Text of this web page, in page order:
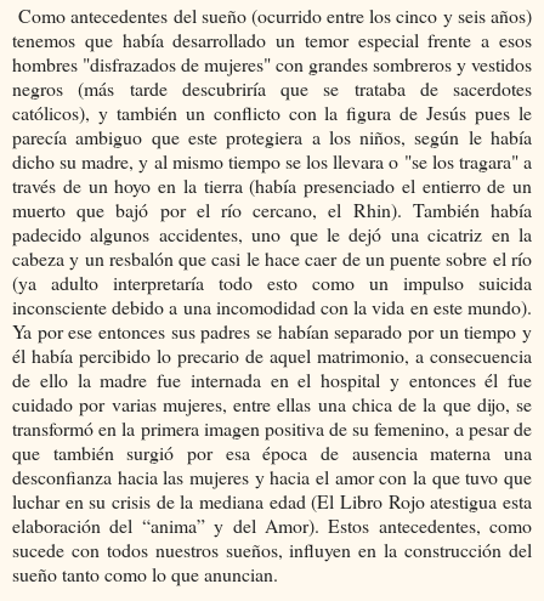
Como antecedentes del sueño (ocurrido entre los cinco y seis años)
tenemos que había desarrollado un temor especial frente a esos
hombres "disfrazados de mujeres" con grandes sombreros y vestidos
negros (más tarde descubriría que se trataba de sacerdotes
católicos), y también un conflicto con la figura de Jesús pues le
parecía ambiguo que este protegiera a los niños, según le había
dicho su madre, y al mismo tiempo se los llevara o "se los tragara" a
través de un hoyo en la tierra (había presenciado el entierro de un
muerto que bajó por el río cercano, el Rhin). También había
padecido algunos accidentes, uno que le dejó una cicatriz en la
cabeza y un resbalón que casi le hace caer de un puente sobre el río
(ya adulto interpretaría todo esto como un impulso suicida
inconsciente debido a una incomodidad con la vida en este mundo).
Ya por ese entonces sus padres se habían separado por un tiempo y
él había percibido lo precario de aquel matrimonio, a consecuencia
de ello la madre fue internada en el hospital y entonces él fue
cuidado por varias mujeres, entre ellas una chica de la que dijo, se
transformó en la primera imagen positiva de su femenino, a pesar de
que también surgió por esa época de ausencia materna una
desconfianza hacia las mujeres y hacia el amor con la que tuvo que
luchar en su crisis de la mediana edad (El Libro Rojo atestigua esta
elaboración del “anima” y del Amor). Estos antecedentes, como
sucede con todos nuestros sueños, influyen en la construcción del
sueño tanto como lo que anuncian.